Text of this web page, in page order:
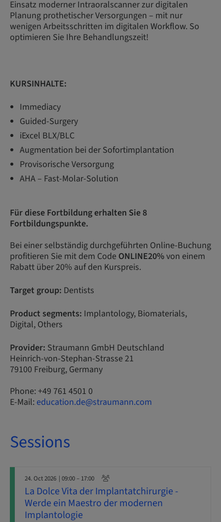
Einsatz moderner Intraoralscanner zur digitalen
Planung prothetischer Ver­sorgungen – mit nur
wenigen Arbeitsschritten im digitalen Workflow. So
optimieren Sie Ihre Behandlungszeit!
KURSINHALTE:
Immediacy
Guided-Surgery
iExcel BLX/BLC
Augmentation bei der Sofortimplantation
Provisorische Versorgung
AHA – Fast-Molar-Solution
Für diese Fortbildung erhalten Sie 8
Fortbildungspunkte.
Bei einer selbständig durchgeführten Online-Buchung
profitieren Sie mit dem Code ONLINE20%von einem
Rabatt über 20% auf den Kurspreis.
Target group: Dentists
Product segments: Implantology, Biomaterials,
Digital, Others
Provider: Straumann GmbH Deutschland
Heinrich-von-Stephan-Strasse 21
79100 Freiburg, Germany
Phone: +49 761 4501 0
E-Mail: education.de@straumann.com
Sessions
24. Oct 2026 | 09:00 – 17:00
La Dolce Vita der Implantatchirurgie -
Werde ein Maestro der modernen
Implantologie